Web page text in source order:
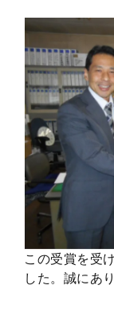
この受賞を受
した。誠にあ